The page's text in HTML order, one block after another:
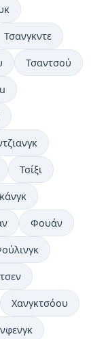
Τσανγκντε
Τσαντσού
Τσίξι
Φουάν
Χανγκτσόου